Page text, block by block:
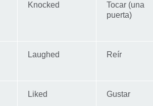
Knocked
Tocar (una
puerta)
Laughed Reír
Liked Gustar